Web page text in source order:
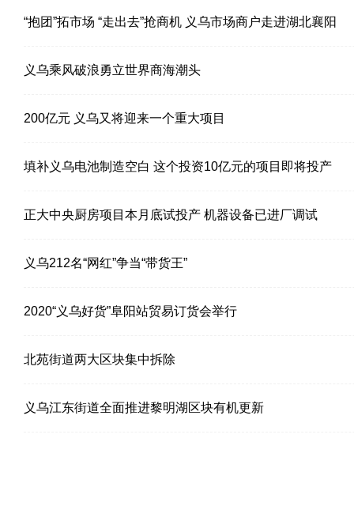
“抱团”拓市场 “走出去”抢商机 义乌市场商户走进湖北襄阳
义乌乘风破浪勇立世界商海潮头
200亿元 义乌又将迎来一个重大项目
填补义乌电池制造空白 这个投资10亿元的项目即将投产
正大中央厨房项目本月底试投产 机器设备已进厂调试
义乌212名“网红”争当“带货王”
2020“义乌好货”阜阳站贸易订货会举行
北苑街道两大区块集中拆除
义乌江东街道全面推进黎明湖区块有机更新